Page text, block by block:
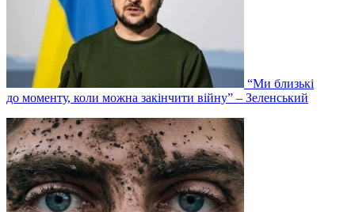
“Ми близькі
до моменту, коли можна закінчити війну” – Зеленський